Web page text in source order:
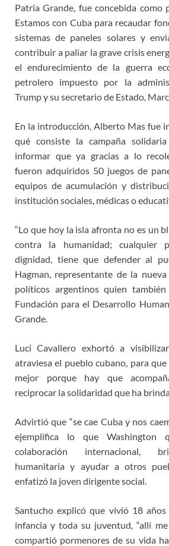
Patria Grande, fue concebida como
Estamos con Cuba para recaudar
sistemas de paneles solares y
contribuir a paliar la grave crisis
el endurecimiento de la guerra
petrolero impuesto por la
Trump y su secretario de Estado,
En la introducción, Alberto Mas fue
qué consiste la campaña
informar que ya gracias a lo
fueron adquiridos 50 juegos de
equipos de acumulación y
institución sociales, médicas o
“Lo que hoy la isla afronta no es un
contra la humanidad; cualquier
dignidad, tiene que defender al
Hagman, representante de la
políticos argentinos quien
Fundación para el Desarrollo
Grande.
Luci Cavallero exhortó a
atraviesa el pueblo cubano, para
mejor porque hay que
reciprocar la solidaridad que ha
Advirtió que “se cae Cuba y nos
ejemplifica lo que Washington
colaboración internacional,
humanitaria y ayudar a otros
enfatizó la joven dirigente social.
Santucho explicó que vivió 18
infancia y toda su juventud, “allí
compartió pormenores de su vida